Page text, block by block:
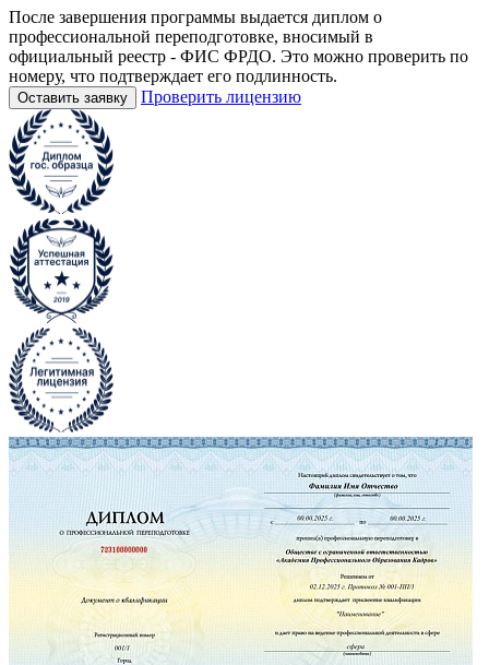
После завершения программы выдается диплом о
профессиональной переподготовке, вносимый в
официальный реестр - ФИС ФРДО. Это можно проверить по
номеру, что подтверждает его подлинность.
Оставить заявку Проверить лицензию